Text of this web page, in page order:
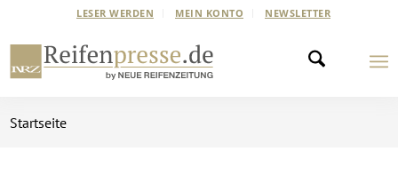
LESER WERDEN MEIN KONTO NEWSLETTER
Startseite